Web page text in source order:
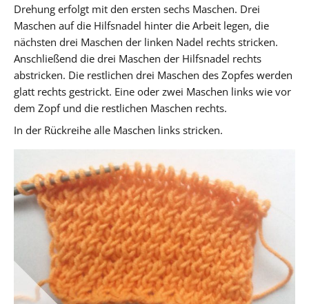
Drehung erfolgt mit den ersten sechs Maschen. Drei
Maschen auf die Hilfsnadel hinter die Arbeit legen, die
nächsten drei Maschen der linken Nadel rechts stricken.
Anschließend die drei Maschen der Hilfsnadel rechts
abstricken. Die restlichen drei Maschen des Zopfes werden
glatt rechts gestrickt. Eine oder zwei Maschen links wie vor
dem Zopf und die restlichen Maschen rechts.
In der Rückreihe alle Maschen links stricken.